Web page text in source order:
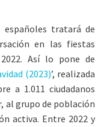
tratará de
en las fiestas
Así lo pone de
(2023)’, realizada
a 1.011 ciudadanos
al grupo de población
activa. Entre 2022 y